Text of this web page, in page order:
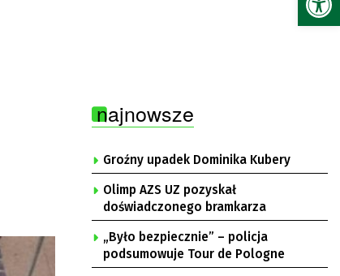
najnowsze
Groźny upadek Dominika Kubery
Olimp AZS UZ pozyskał
doświadczonego bramkarza
„Było bezpiecznie” – policja
podsumowuje Tour de Pologne